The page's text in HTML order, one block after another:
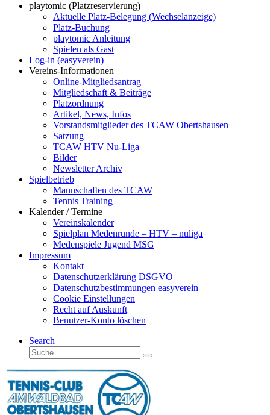
playtomic (Platzreservierung)
Aktuelle Platz-Belegung (Wechselanzeige)
Platz-Buchung
playtomic Anleitung
Spielen als Gast
Log-in (easyverein)
Vereins-Informationen
Online-Mitgliedsantrag
Mitgliedschaft & Beiträge
Platzordnung
Artikel, News, Infos
Vorstandsmitglieder des TCAW Obertshausen
Satzung
TCAW HTV Nu-Liga
Bilder
Newsletter Archiv
Spielbetrieb
Mannschaften des TCAW
Tennis Training
Kalender / Termine
Vereinskalender
Spielplan Medenrunde – HTV – nuliga
Medenspiele Jugend MSG
Impressum
Kontakt
Datenschutzerklärung DSGVO
Datenschutzbestimmungen easyverein
Cookie Einstellungen
Recht auf Auskunft
Benutzer-Konto löschen
Search
Suche
Suche